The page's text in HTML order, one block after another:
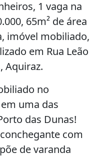
1 vaga na
65m² de área
imóvel mobiliado,
em Rua Leão
Aquiraz.
no
uma das
das Dunas!
com
de varanda